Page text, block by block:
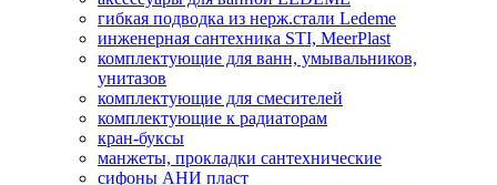
гибкая подводка из нерж.стали Ledeme
инженерная сантехника STI, MeerPlast
комплектующие для ванн, умывальников,
унитазов
комплектующие для смесителей
комплектующие к радиаторам
кран-буксы
манжеты, прокладки сантехнические
сифоны АНИ пласт